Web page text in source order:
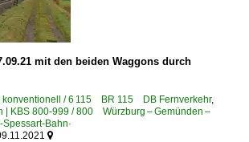
mit den beiden Waggons durch
konventionell / 6 115 BR 115 DB Fernverkehr,
| KBS 800-999 / 800 Würzburg – Gemünden –
Bahn·
